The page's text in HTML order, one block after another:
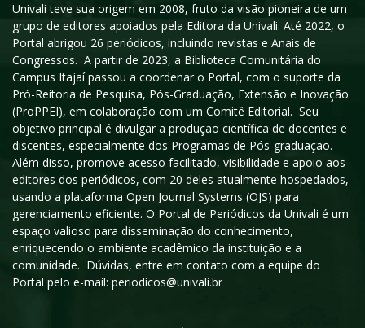
Univali teve sua origem em 2008, fruto da visão pioneira de um
grupo de editores apoiados pela Editora da Univali. Até 2022, o
Portal abrigou 26 periódicos, incluindo revistas e Anais de
Congressos. A partir de 2023, a Biblioteca Comunitária do
Campus Itajaí passou a coordenar o Portal, com o suporte da
Pró-Reitoria de Pesquisa, Pós-Graduação, Extensão e Inovação
(ProPPEI), em colaboração com um Comitê Editorial. Seu
objetivo principal é divulgar a produção científica de docentes e
discentes, especialmente dos Programas de Pós-graduação.
Além disso, promove acesso facilitado, visibilidade e apoio aos
editores dos periódicos, com 20 deles atualmente hospedados,
usando a plataforma Open Journal Systems (OJS) para
gerenciamento eficiente. O Portal de Periódicos da Univali é um
espaço valioso para disseminação do conhecimento,
enriquecendo o ambiente acadêmico da instituição e a
comunidade. Dúvidas, entre em contato com a equipe do
Portal pelo e-mail: periodicos@univali.br